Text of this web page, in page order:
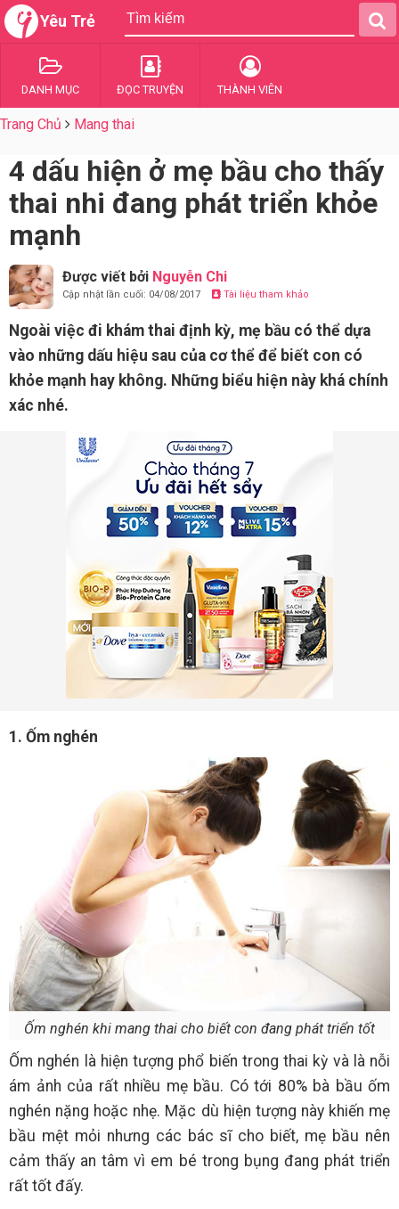
Yêu Trẻ
DANH MỤC ĐỌC TRUYỆN THÀNH VIÊN
Trang Chủ Mang thai
4 dấu hiện ở mẹ bầu cho thấy
thai nhi đang phát triển khỏe
mạnh
Được viết bởi Nguyễn Chi
Cập nhật lần cuối: 04/08/2017 Tài liệu tham khảo
Ngoài việc đi khám thai định kỳ, mẹ bầu có thể dựa
vào những dấu hiệu sau của cơ thể để biết con có
khỏe mạnh hay không. Những biểu hiện này khá chính
xác nhé.
1. Ốm nghén
Ốm nghén khi mang thai cho biết con đang phát triển tốt
Ốm nghén là hiện tượng phổ biến trong thai kỳ và là nỗi
ám ảnh của rất nhiều mẹ bầu. Có tới 80% bà bầu ốm
nghén nặng hoặc nhẹ. Mặc dù hiện tượng này khiến mẹ
bầu mệt mỏi nhưng các bác sĩ cho biết, mẹ bầu nên
cảm thấy an tâm vì em bé trong bụng đang phát triển
rất tốt đấy.